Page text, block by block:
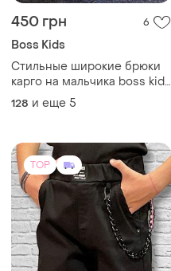
450 грн 6
Boss Kids
Стильные широкие брюки
карго на мальчика boss kids
8-13 лет.
128 и еще 5
TOP